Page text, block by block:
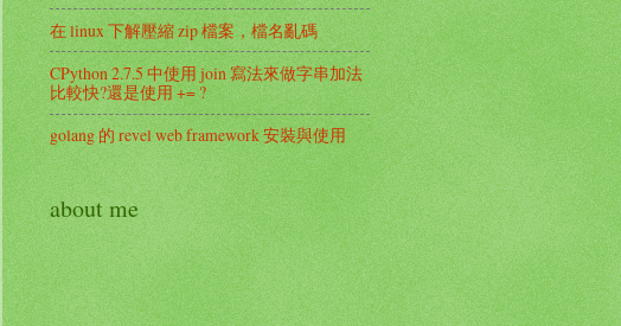
在 linux 下解壓縮 zip 檔案，檔名亂碼
CPython 2.7.5 中使用 join 寫法來做字串加法
比較快?還是使用 += ?
golang 的 revel web framework 安裝與使用
about me